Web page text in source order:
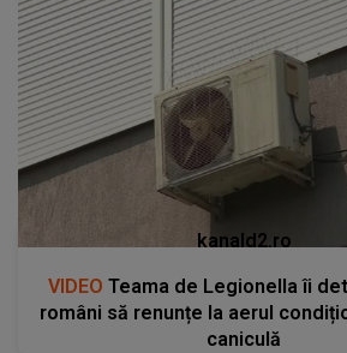
kanald2.ro
VIDEO Teama de Legionella îi
români să renunțe la aerul
caniculă